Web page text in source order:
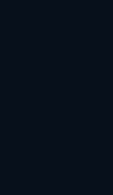
否安全
描插件来源、权